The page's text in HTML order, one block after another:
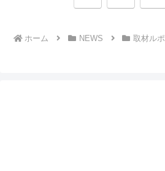
ホーム NEWS 取材ルポ